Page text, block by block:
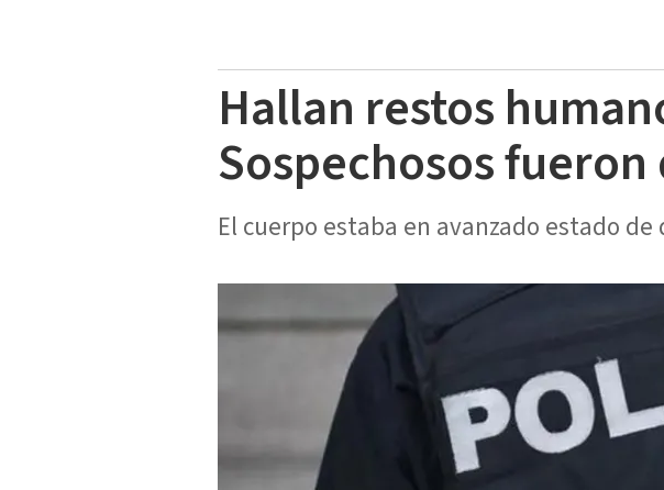
Hallan restos
Sospechosos
El cuerpo estaba en avanzado estado